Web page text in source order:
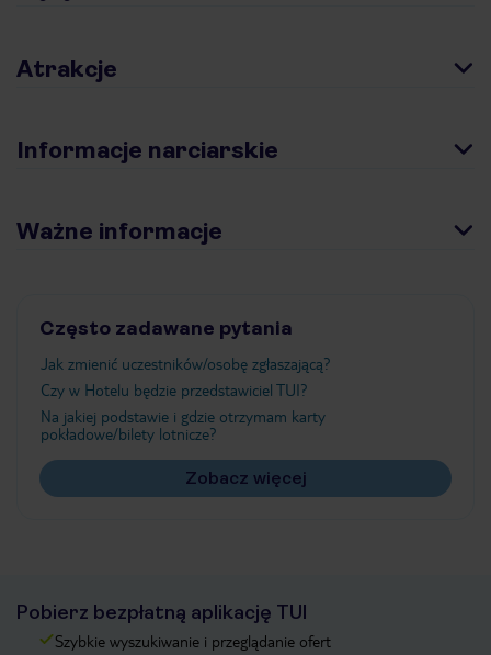
Atrakcje
Informacje narciarskie
Ważne informacje
Często zadawane pytania
Jak zmienić uczestników/osobę zgłaszającą?
Czy w Hotelu będzie przedstawiciel TUI?
Na jakiej podstawie i gdzie otrzymam karty
pokładowe/bilety lotnicze?
Zobacz więcej
Pobierz bezpłatną aplikację TUI
Szybkie wyszukiwanie i przeglądanie ofert